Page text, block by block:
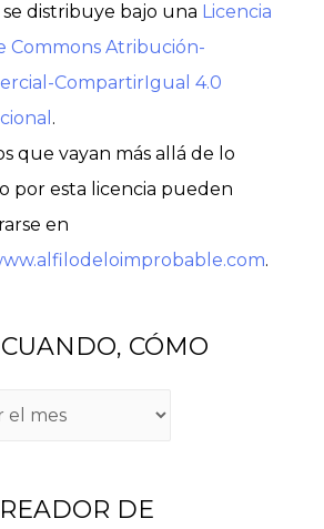
se distribuye bajo una Licencia
Commons Atribución-
CompartirIgual 4.0
.
que vayan más allá de lo
por esta licencia pueden
en
.
CÓMO
DE